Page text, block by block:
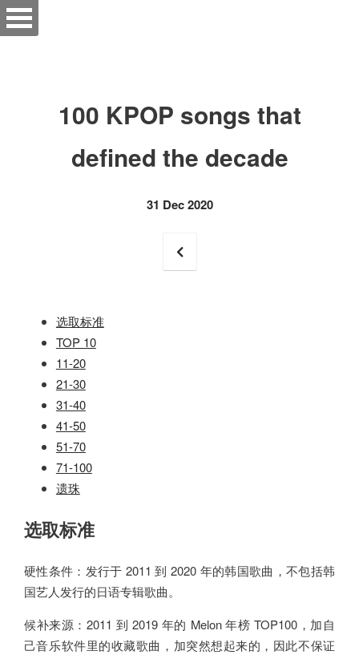
100 KPOP songs that
defined the decade
31 Dec 2020
选取标准
TOP 10
11-20
21-30
31-40
41-50
51-70
71-100
遗珠
选取标准
硬性条件：发行于 2011 到 2020 年的韩国歌曲，不包括韩
国艺人发行的日语专辑歌曲。
候补来源：2011 到 2019 年的 Melon 年榜 TOP100，加自
己音乐软件里的收藏歌曲，加突然想起来的，因此不保证